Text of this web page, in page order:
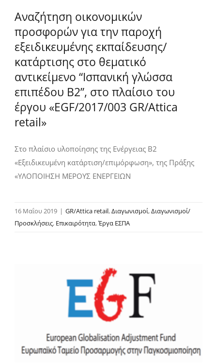
Αναζήτηση οικονομικών
προσφορών για την παροχή
εξειδικευμένης εκπαίδευσης/
κατάρτισης στο θεματικό
αντικείμενο “Ισπανική γλώσσα
επιπέδου Β2”, στο πλαίσιο του
έργου «EGF/2017/003 GR/Attica
retail»
Στο πλαίσιο υλοποίησης της Ενέργειας Β2
«Εξειδικευμένη κατάρτιση/επιμόρφωση», της Πράξης
«ΥΛΟΠΟΙΗΣΗ ΜΕΡΟΥΣ ΕΝΕΡΓΕΙΩΝ
16 Μαΐου 2019 | GR/Attica retail,Διαγωνισμοί,Διαγωνισμοί/
Προσκλήσεις, Επικαιρότητα,Έργα ΕΣΠΑ